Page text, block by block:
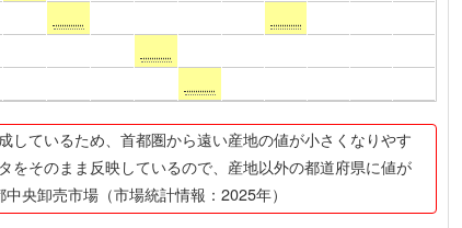
しているため、首都圏から遠い産地の値が小さくなりやす
をそのまま反映しているので、産地以外の都道府県に値が
央卸売市場（市場統計情報：2025年）